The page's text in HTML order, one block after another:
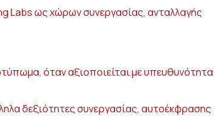
Labs ως χώρων συνεργασίας, ανταλλαγής
όταν αξιοποιείται με υπευθυνότητα
δεξιότητες συνεργασίας, αυτοέκφρασης